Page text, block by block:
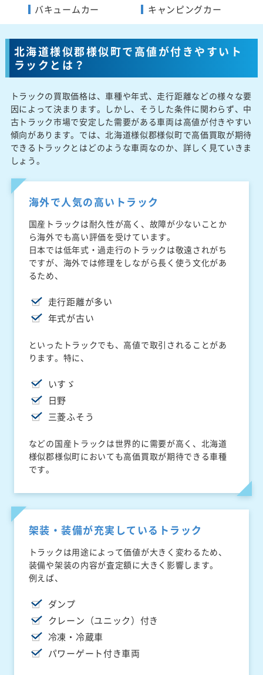
バキュームカー
キャンピングカー
北海道様似郡様似町で高値が付きやすいト
ラックとは？
トラックの買取価格は、車種や年式、走行距離などの様々な要
因によって決まります。しかし、そうした条件に関わらず、中
古トラック市場で安定した需要がある車両は高値が付きやすい
傾向があります。では、北海道様似郡様似町で高価買取が期待
できるトラックとはどのような車両なのか、詳しく見ていきま
しょう。
海外で人気の高いトラック
国産トラックは耐久性が高く、故障が少ないことか
ら海外でも高い評価を受けています。
日本では低年式・過走行のトラックは敬遠されがち
ですが、海外では修理をしながら長く使う文化があ
るため、
走行距離が多い
年式が古い
といったトラックでも、高値で取引されることがあ
ります。特に、
いすゞ
日野
三菱ふそう
などの国産トラックは世界的に需要が高く、北海道
様似郡様似町においても高価買取が期待できる車種
です。
架装・装備が充実しているトラック
トラックは用途によって価値が大きく変わるため、
装備や架装の内容が査定額に大きく影響します。
例えば、
ダンプ
クレーン（ユニック）付き
冷凍・冷蔵車
パワーゲート付き車両